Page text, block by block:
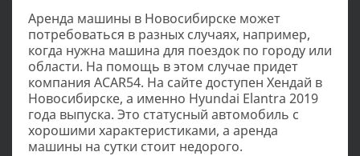
Аренда машины в Новосибирске может
потребоваться в разных случаях, например,
когда нужна машина для поездок по городу или
области. На помощь в этом случае придет
компания ACAR54. На сайте доступен Хендай в
Новосибирске, а именно Hyundai Elantra 2019
года выпуска. Это статусный автомобиль с
хорошими характеристиками, а аренда
машины на сутки стоит недорого.